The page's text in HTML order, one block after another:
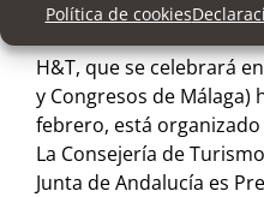
Política de cookies
Management Software,
H&T, que se celebrará
y Congresos de Málaga)
febrero, está
La Consejería de
Junta de Andalucía es